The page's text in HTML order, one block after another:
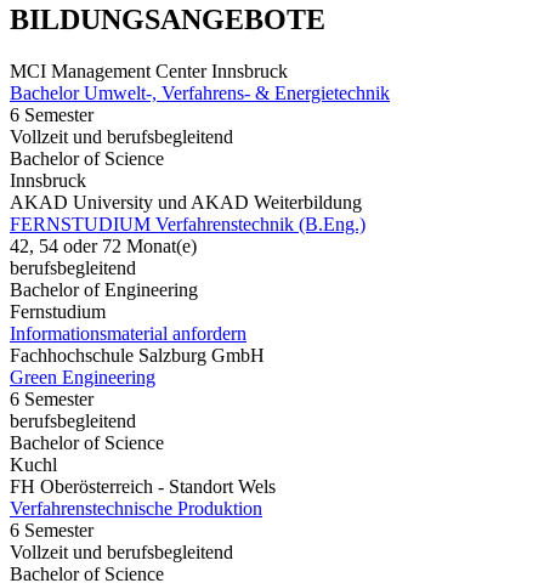
BILDUNGSANGEBOTE
MCI Management Center Innsbruck
Bachelor Umwelt-, Verfahrens- & Energietechnik
6 Semester
Vollzeit und berufsbegleitend
Bachelor of Science
Innsbruck
AKAD University und AKAD Weiterbildung
FERNSTUDIUM Verfahrenstechnik (B.Eng.)
42, 54 oder 72 Monat(e)
berufsbegleitend
Bachelor of Engineering
Fernstudium
Informationsmaterial anfordern
Fachhochschule Salzburg GmbH
Green Engineering
6 Semester
berufsbegleitend
Bachelor of Science
Kuchl
FH Oberösterreich - Standort Wels
Verfahrenstechnische Produktion
6 Semester
Vollzeit und berufsbegleitend
Bachelor of Science